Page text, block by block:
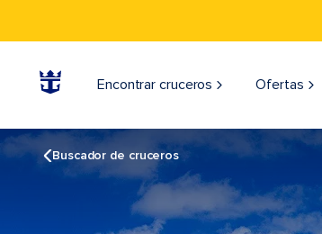
Encontrar cruceros Ofertas
Buscador de cruceros